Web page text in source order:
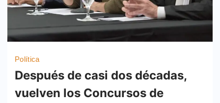
Política
Después de casi dos décadas,
vuelven los Concursos de